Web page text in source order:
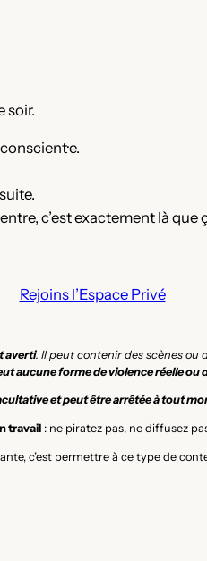
soir.
c’est exactement là que
Rejoins l’Espace Privé
averti. Il peut contenir des scènes
aucune forme de violence réelle
et peut être arrêtée à tout
travail : ne piratez pas, ne diffusez
c’est permettre à ce type de